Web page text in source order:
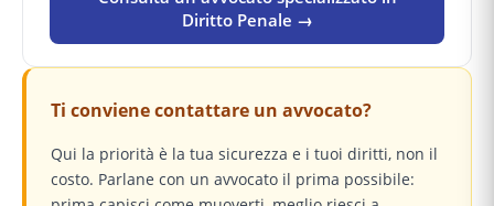
Diritto Penale →
Ti conviene contattare un avvocato?
Qui la priorità è la tua sicurezza e i tuoi diritti, non il
costo. Parlane con un avvocato il prima possibile: